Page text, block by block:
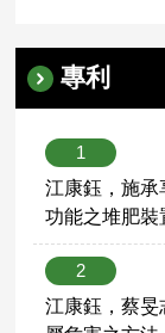
專利
1
江康鈺，施
功能之堆肥裝
2
江康鈺，蔡旻